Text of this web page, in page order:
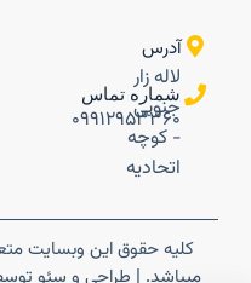
آدرس
لاله زار
جنوبی
- کوچه
اتحادیه
شماره تماس
۰۹۹۱۲۹۵۳۳۶۰
کلیه حقوق این وبسایت